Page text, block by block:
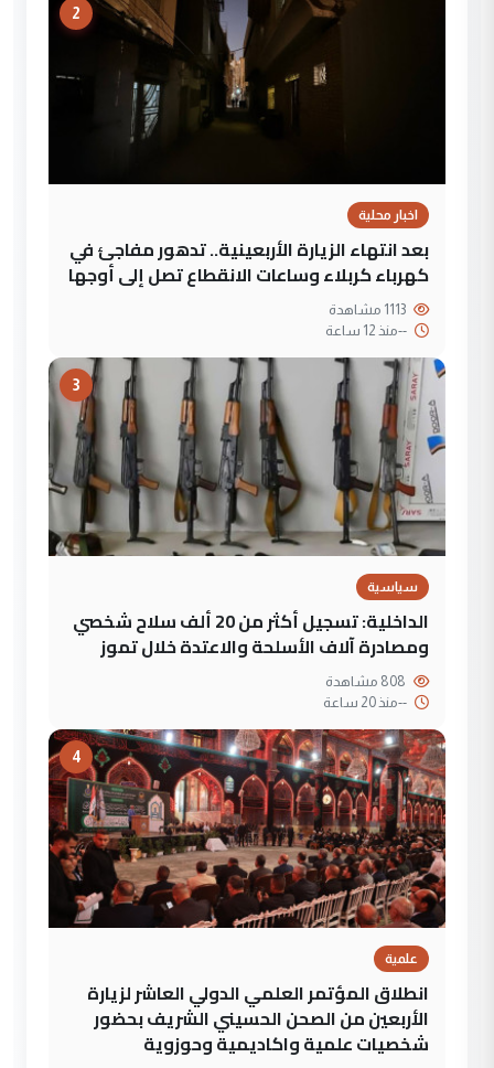
2
اخبار محلية
بعد انتهاء الزيارة الأربعينية.. تدهور مفاجئ في
كهرباء كربلاء وساعات الانقطاع تصل إلى أوجها
--منذ 12 ساعة
3
سياسية
الداخلية: تسجيل أكثر من 20 ألف سلاح شخصي
ومصادرة آلاف الأسلحة والاعتدة خلال تموز
--منذ 20 ساعة
4
علمية
انطلاق المؤتمر العلمي الدولي العاشر لزيارة
الأربعين من الصحن الحسيني الشريف بحضور
شخصيات علمية واكاديمية وحوزوية